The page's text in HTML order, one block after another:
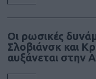
Οι ρωσικές
Σλοβιάνσκ και
αυξάνεται στην